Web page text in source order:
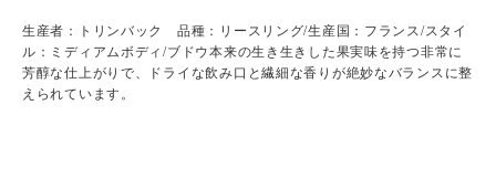
生産者：トリンバック 品種：リースリング/生産国：フランス/スタイ
ル：ミディアムボディ/ブドウ本来の生き生きした果実味を持つ非常に
芳醇な仕上がりで、ドライな飲み口と繊細な香りが絶妙なバランスに整
えられています。